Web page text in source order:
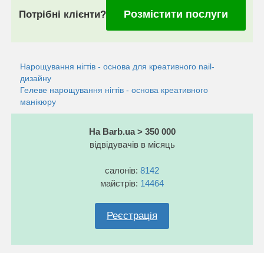
Потрібні клієнти? Розмістити послуги
Нарощування нігтів - основа для креативного nail-
дизайну
Гелеве нарощування нігтів - основа креативного
манікюру
На Barb.ua > 350 000
відвідувачів в місяць
салонів: 8142
майстрів: 14464
Реєстрація